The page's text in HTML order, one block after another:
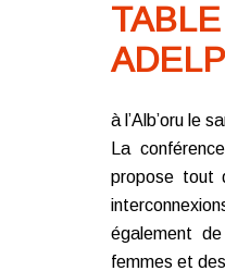
à l’Alb’oru le
La
propose tout
également
femmes et